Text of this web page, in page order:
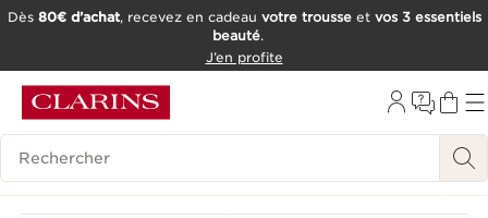
OUTIL D'ACCESSIBILITÉ
Dès 80€ d’achat, recevez en cadeau votre trousseet vos 3 essentiels
beauté.
J’en profite
Historique des recherches